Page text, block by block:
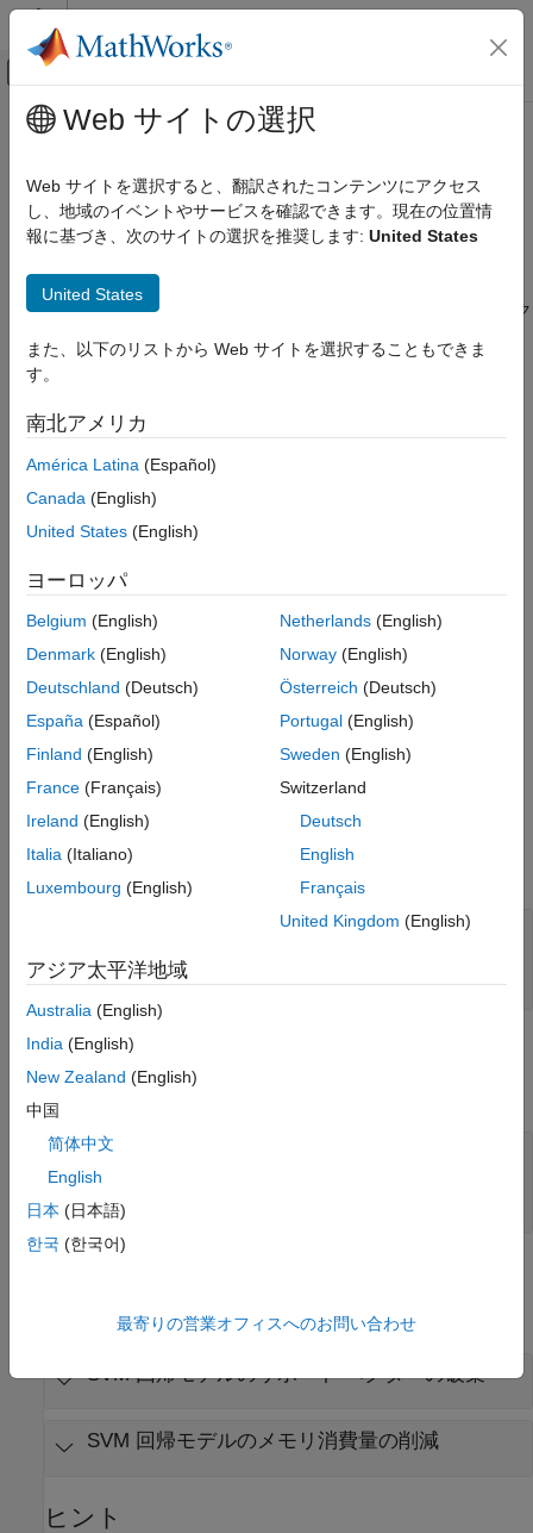
コンテンツへスキップ
オフキャンバス ナビゲーション メ
ドキュメンテーションのホーム
Statistics and Machine Learning Toolbox
回帰
項目一覧
構文
入力引数
出力引数
例
ヒント
拡張機能
メインコンテンツ
discardSupportVectors
クラス:classreg.learning.regr.CompactRegressionSVM,
RegressionSVM
線形サポート ベクター マシン (SVM) 回帰モデルのサポート ベク
このページをすべて展開する
構文
mdlOut = discardSupportVectors(mdl)
説明
ート ベクター マシン (SVM) 回帰モデル
のモデルは学習済みの線形 SVM 回帰モデルmdlに似ています
が、次の点が異なります。
SupportVectors
mdlOutを表示すると、 Alphaプロパティではなく
入力引数
学習済みの線形 SVM 回帰モデル
モデル
出力引数
すべて展開する
mdlOut
RegressionSVM
モデル
すべて展開する
SVM 回帰モデルのサポート ベクターの破棄
SVM 回帰モデルのメモリ消費量の削減
ヒント
Web サイトの選択
Web サイトを選択すると、翻訳されたコンテンツにアクセス
し、地域のイベントやサービスを確認できます。現在の位置情
報に基づき、次のサイトの選択を推奨します: United States
United States
また、以下のリストから Web サイトを選択することもできま
す。
南北アメリカ
América Latina (Español)
Canada (English)
United States (English)
ヨーロッパ
Belgium (English)
Denmark (English)
Deutschland (Deutsch)
España (Español)
Finland (English)
France (Français)
Ireland (English)
Italia (Italiano)
Luxembourg (English)
Netherlands(English)
Norway(English)
Österreich (Deutsch)
Portugal(English)
Sweden (English)
Switzerland
Deutsch
English
Français
United Kingdom (English)
アジア太平洋地域
Australia (English)
India (English)
New Zealand (English)
中国
简体中文
English
日本 (日本語)
한국 (한국어)
最寄りの営業オフィスへのお問い合わせ